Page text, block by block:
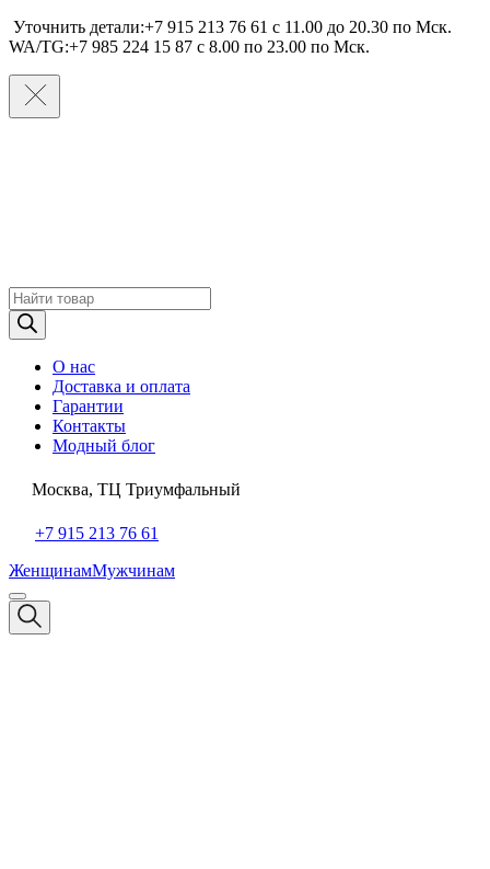
Уточнить детали:+7 915 213 76 61 c 11.00 до 20.30 по Мcк.
WA/TG:+7 985 224 15 87 c 8.00 по 23.00 по Мcк.
Поиск
товаров
О нас
Доставка и оплата
Гарантии
Контакты
Модный блог
Москва, ТЦ Триумфальный
+7 915 213 76 61
ЖенщинамМужчинам